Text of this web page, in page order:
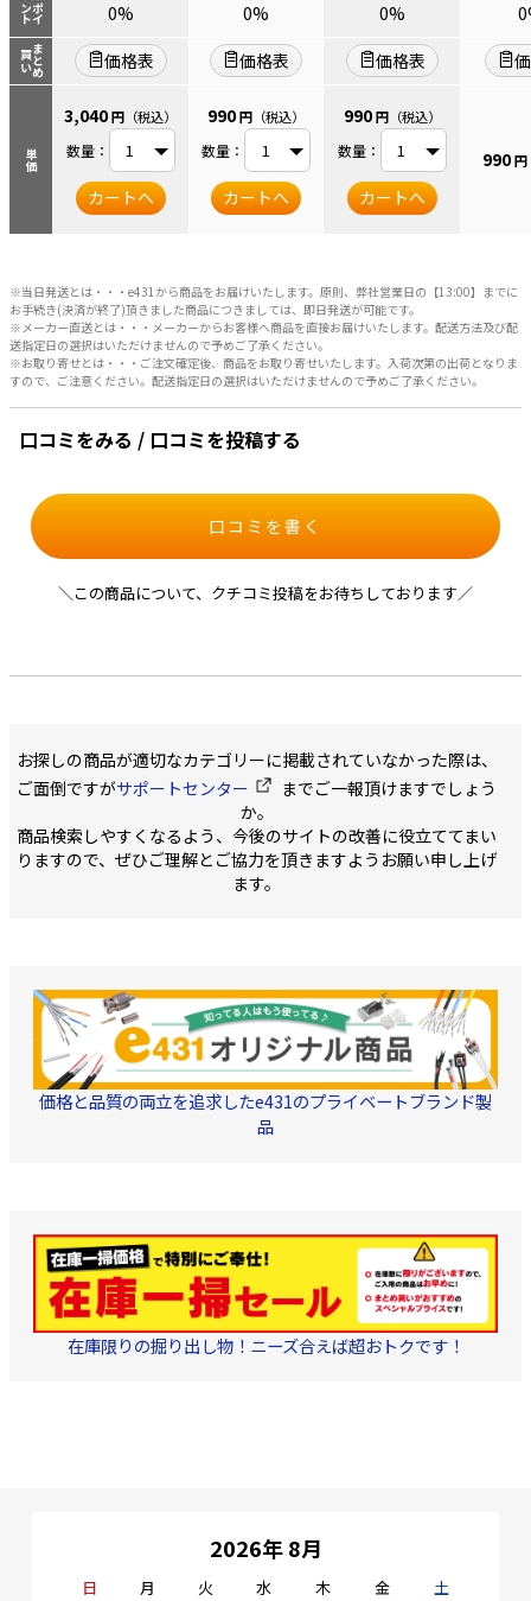
ポイ
ント
まとめ
買い
単価
0% 0% 0%
価格表
価格表 価格表
3,040円 （税込）
数量：
カートへ
990円 （税込）
数量：
カートへ
990 円（税込）
数量：
カートへ
990 円
※当日発送とは・・・e431から商品をお届けいたします。原則、弊社営業日の【13:00】までに
お手続き(決済が終了)頂きました商品につきましては、即日発送が可能です。
※メーカー直送とは・・・メーカーからお客様へ商品を直接お届けいたします。配送方法及び配
送指定日の選択はいただけませんので予めご了承ください。
※お取り寄せとは・・・ご注文確定後、商品をお取り寄せいたします。入荷次第の出荷となりま
すので、ご注意ください。配送指定日の選択はいただけませんので予めご了承ください。
口コミをみる / 口コミを投稿する
口コミを書く
＼この商品について、クチコミ投稿をお待ちしております／
お探しの商品が適切なカテゴリーに掲載されていなかった際は、
ご面倒ですがサポートセンター
までご一報頂けますでしょう
か。
商品検索しやすくなるよう、今後のサイトの改善に役立ててまい
りますので、ぜひご理解とご協力を頂きますようお願い申し上げ
ます。
価格と品質の両立を追求したe431のプライベートブランド製
品
在庫限りの掘り出し物！ニーズ合えば超おトクです！
2026年 8月
日 月 火 水 木 金
土